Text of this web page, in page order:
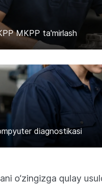
MKPP ta'mirlash
diagnostikasi
o‘zingizga qulay